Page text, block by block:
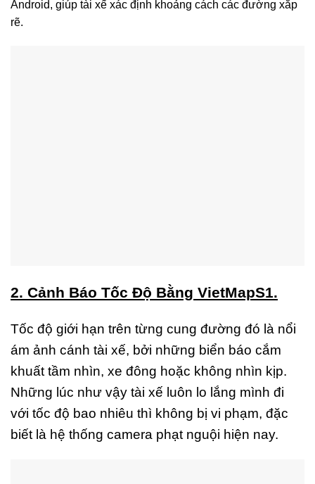
Android, giúp tài xế xác định khoảng cách các đường xắp
rẽ.
2. Cảnh Báo Tốc Độ Bằng VietMapS1.
Tốc độ giới hạn trên từng cung đường đó là nổi
ám ảnh cánh tài xế, bởi những biển báo cắm
khuất tầm nhìn, xe đông hoặc không nhìn kịp.
Những lúc như vậy tài xế luôn lo lắng mình đi
với tốc độ bao nhiêu thì không bị vi phạm, đặc
biết là hệ thống camera phạt nguội hiện nay.